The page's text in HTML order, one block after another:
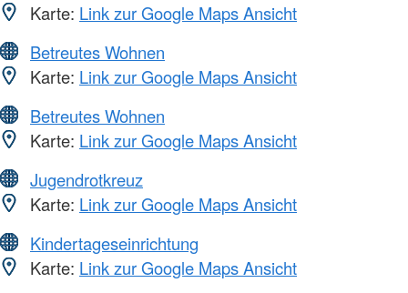
Karte: Link zur Google Maps Ansicht
Betreutes Wohnen
Karte: Link zur Google Maps Ansicht
Betreutes Wohnen
Karte: Link zur Google Maps Ansicht
Jugendrotkreuz
Karte: Link zur Google Maps Ansicht
Kindertageseinrichtung
Karte: Link zur Google Maps Ansicht